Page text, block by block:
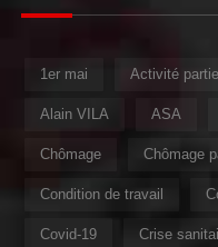
1er mai Activité
Alain VILA ASA
Chômage Chômage
Condition de travail
Covid-19 Crise